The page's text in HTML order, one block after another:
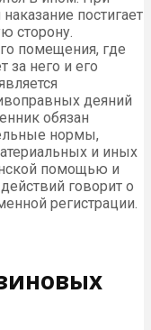
постигает
сторону.
помещения, где
за него и его
деяний
обязан
нормы,
и иных
помощью и
говорит о
регистрации.